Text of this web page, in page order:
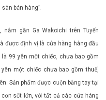
bán hàng”.
nằm gần Ga Wakoichi trên Tuyến
được định vị là cửa hàng hàng đầu
99 yên một chiếc, chưa bao gồm
một chiếc chưa bao gồm thuế,
Sản phẩm được cuộn bằng tay tại
sốt lớn, với tất cả các cửa hàng